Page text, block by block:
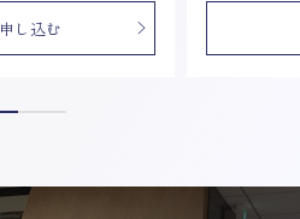
申し込む